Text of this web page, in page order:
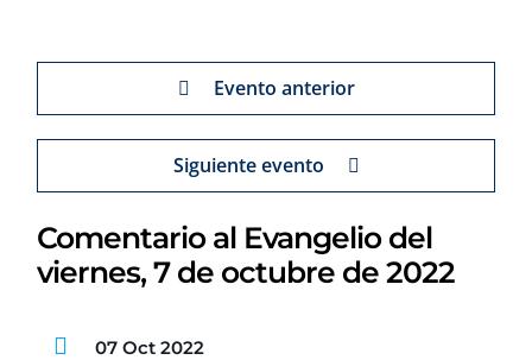
Evento anterior
Siguiente evento
Comentario al Evangelio del
viernes, 7 de octubre de 2022
07 Oct 2022